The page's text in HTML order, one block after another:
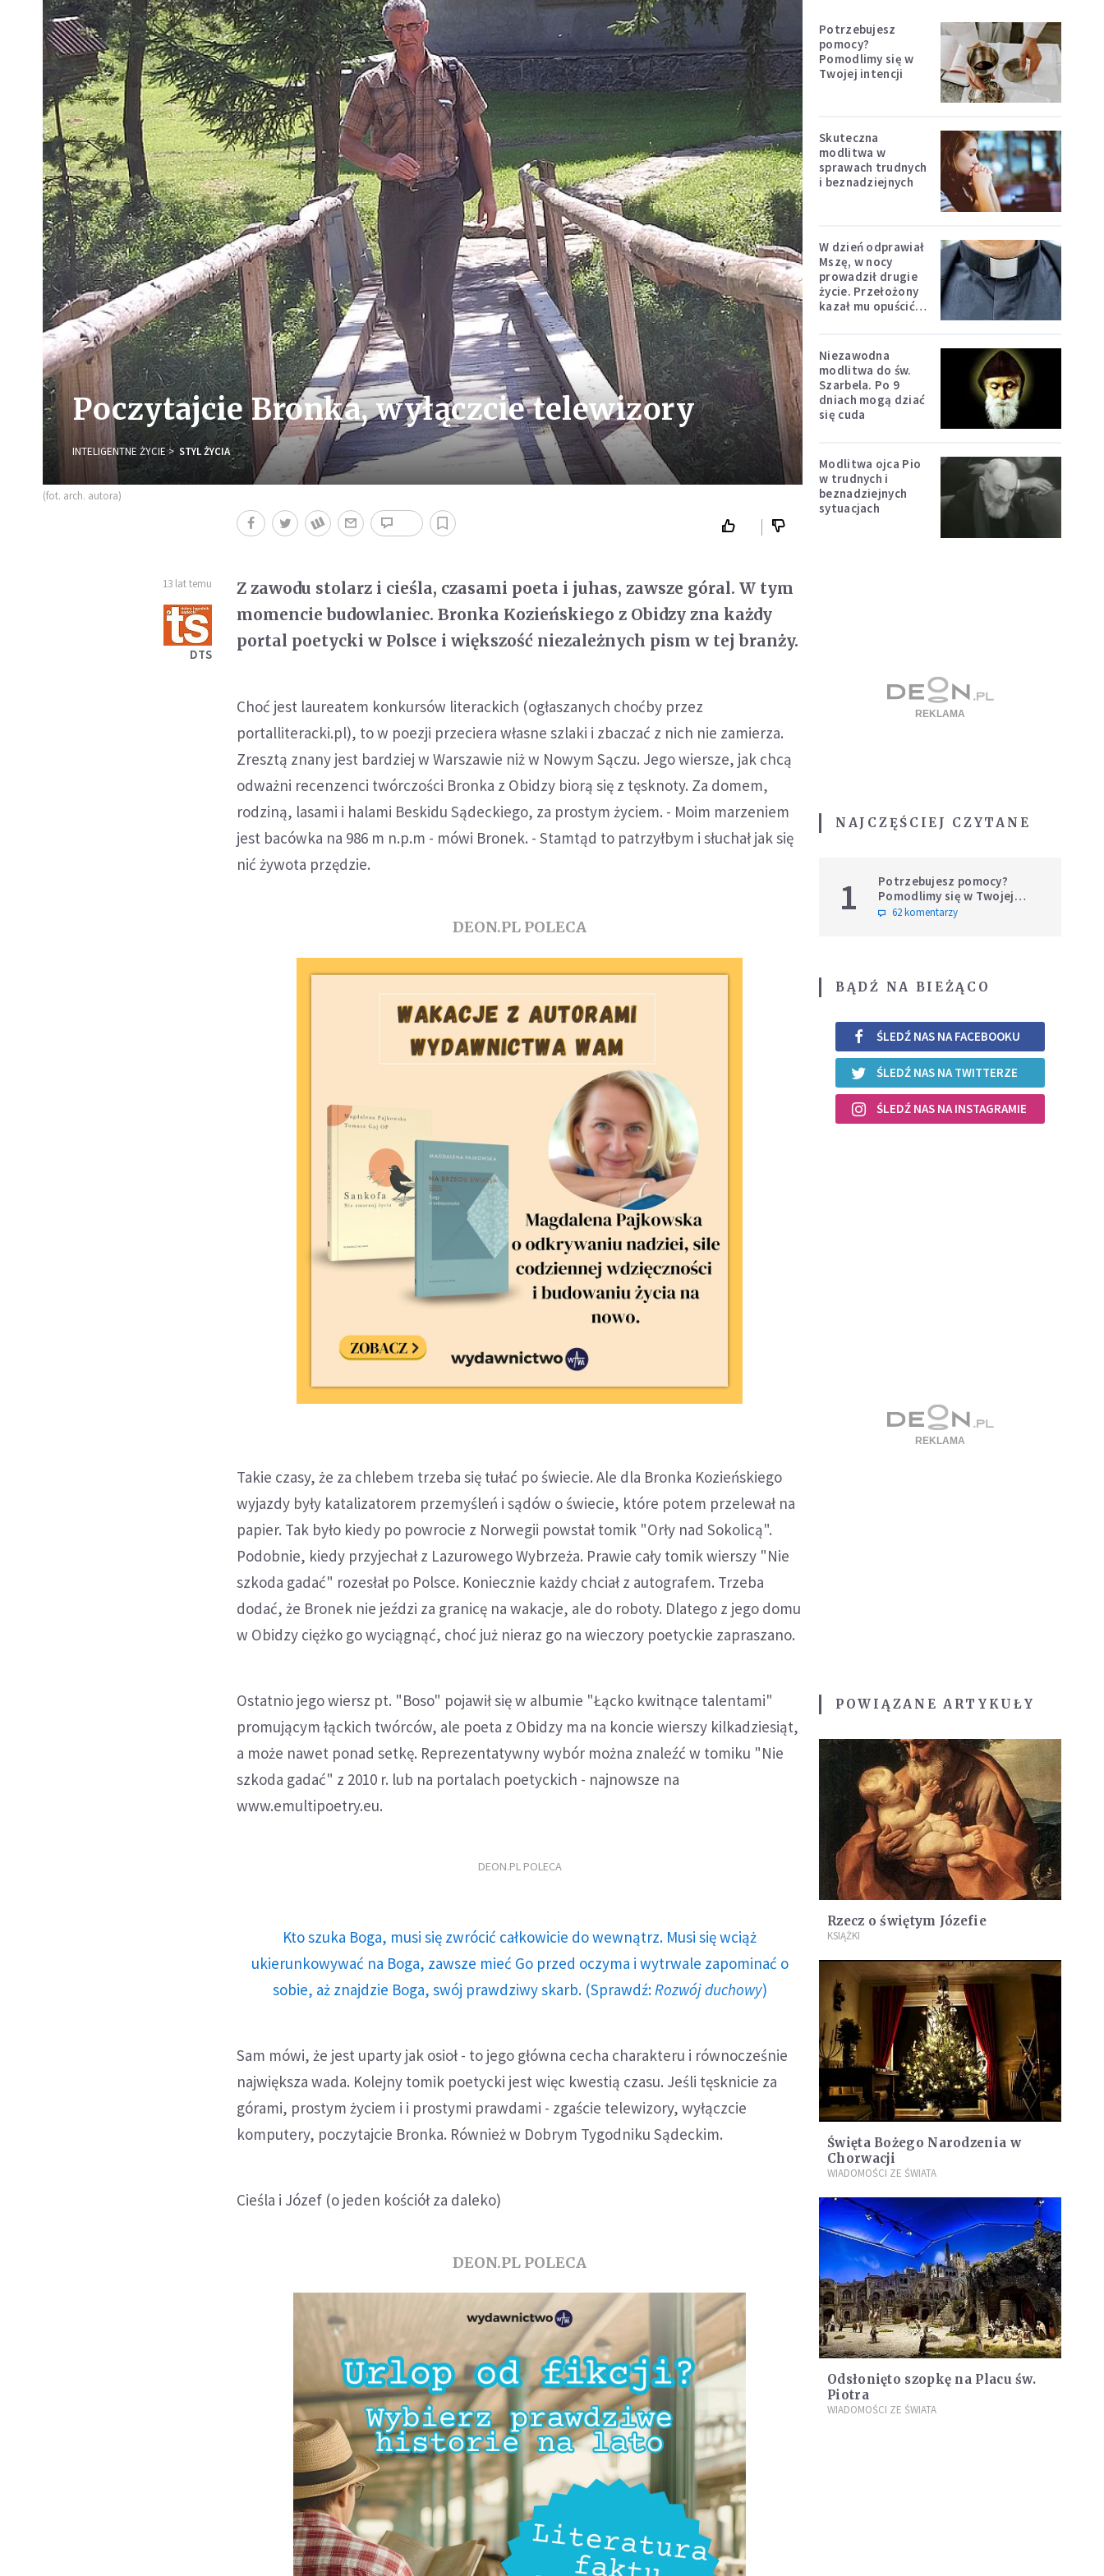
Poczytajcie Bronka, wyłączcie telewizory
INTELIGENTNE ŻYCIE STYL ŻYCIA
(fot. arch. autora)
13 lat temu
DTS
Z zawodu stolarz i cieśla, czasami poeta i juhas, zawsze góral. W tym
momencie budowlaniec. Bronka Kozieńskiego z Obidzy zna każdy
portal poetycki w Polsce i większość niezależnych pism w tej branży.
Choć jest laureatem konkursów literackich (ogłaszanych choćby przez
portalliteracki.pl), to w poezji przeciera własne szlaki i zbaczać z nich nie zamierza.
Zresztą znany jest bardziej w Warszawie niż w Nowym Sączu. Jego wiersze, jak chcą
odważni recenzenci twórczości Bronka z Obidzy biorą się z tęsknoty. Za domem,
rodziną, lasami i halami Beskidu Sądeckiego, za prostym życiem. - Moim marzeniem
jest bacówka na 986 m n.p.m - mówi Bronek. - Stamtąd to patrzyłbym i słuchał jak się
nić żywota przędzie.
DEON.PL POLECA
Takie czasy, że za chlebem trzeba się tułać po świecie. Ale dla Bronka Kozieńskiego
wyjazdy były katalizatorem przemyśleń i sądów o świecie, które potem przelewał na
papier. Tak było kiedy po powrocie z Norwegii powstał tomik "Orły nad Sokolicą".
Podobnie, kiedy przyjechał z Lazurowego Wybrzeża. Prawie cały tomik wierszy "Nie
szkoda gadać" rozesłał po Polsce. Koniecznie każdy chciał z autografem. Trzeba
dodać, że Bronek nie jeździ za granicę na wakacje, ale do roboty. Dlatego z jego domu
w Obidzy ciężko go wyciągnąć, choć już nieraz go na wieczory poetyckie zapraszano.
Ostatnio jego wiersz pt. "Boso" pojawił się w albumie "Łącko kwitnące talentami"
promującym łąckich twórców, ale poeta z Obidzy ma na koncie wierszy kilkadziesiąt,
a może nawet ponad setkę. Reprezentatywny wybór można znaleźć w tomiku "Nie
szkoda gadać" z 2010 r. lub na portalach poetyckich - najnowsze na
www.emultipoetry.eu.
DEON.PL POLECA
Kto szuka Boga, musi się zwrócić całkowicie do wewnątrz. Musi się wciąż
ukierunkowywać na Boga, zawsze mieć Go przed oczyma i wytrwale zapominać o
sobie, aż znajdzie Boga, swój prawdziwy skarb. (Sprawdź: Rozwój duchowy)
Sam mówi, że jest uparty jak osioł - to jego główna cecha charakteru i równocześnie
największa wada. Kolejny tomik poetycki jest więc kwestią czasu. Jeśli tęsknicie za
górami, prostym życiem i i prostymi prawdami - zgaście telewizory, wyłączcie
komputery, poczytajcie Bronka. Również w Dobrym Tygodniku Sądeckim.
Cieśla i Józef (o jeden kościół za daleko)
DEON.PL POLECA
Potrzebujesz
pomocy?
Pomodlimy się w
Twojej intencji
Skuteczna
modlitwa w
sprawach trudnych
i beznadziejnych
W dzień odprawiał
Mszę, w nocy
prowadził drugie
życie. Przełożony
kazał mu opuścić
Niezawodna
modlitwa do św.
Szarbela. Po 9
dniach mogą dziać
się cuda
Modlitwa ojca Pio
w trudnych i
beznadziejnych
sytuacjach
NAJCZĘŚCIEJ CZYTANE
1
Potrzebujesz pomocy?
Pomodlimy się w Twojej
intencji
62 komentarzy
BĄDŹ NA BIEŻĄCO
ŚLEDŹ NAS NA FACEBOOKU
ŚLEDŹ NAS NA TWITTERZE
ŚLEDŹ NAS NA INSTAGRAMIE
POWIĄZANE ARTYKUŁY
Rzecz o świętym Józefie
KSIĄŻKI
Święta Bożego Narodzenia w
Chorwacji
WIADOMOŚCI ZE ŚWIATA
Odsłonięto szopkę na Placu św.
Piotra
WIADOMOŚCI ZE ŚWIATA